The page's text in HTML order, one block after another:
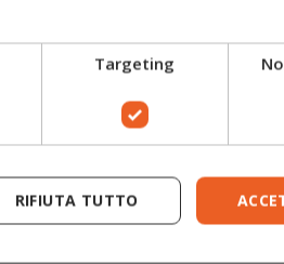
Targeting
RIFIUTA TUTTO